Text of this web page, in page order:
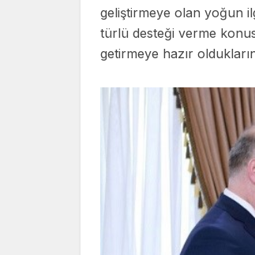
geliştirmeye olan yoğun
türlü desteği verme
getirmeye hazır